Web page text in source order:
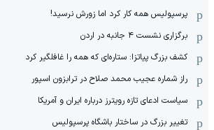
پرسپولیس همه کار کرد اما زورش نرسید!
برگزاری نشست ۴ جانبه در اردن
کشف بزرگ پیاتزا: ستاره‌ای که همه را غافلگیر کرد
راز شماره عجیب محمد صلاح در ترابزون اسپور
سیاست ادعای تازه رویترز درباره ایران و آمریکا
تغییر بزرگ در ساختار باشگاه پرسپولیس